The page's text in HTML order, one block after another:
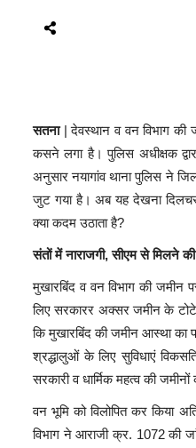
सतना | देवस्थान व वन विभाग
कसने लगा है। पुलिस अधीक्षक
अनुसार नयागांव थाना पुलिस ने
जुट गया है। अब यह देखना
क्या कदम उठाता है?
संतों में नाराजगी, सीएम से मिलने की
मुखारबिंद व वन विभाग की
लिए सरकारर अक्सर जमीन के टोटे
कि मुखारबिंद की जमीन आस्था का
श्रद्धालुओं के लिए सुविधाएं
सरकारी व धार्मिक महत्व की
वन भूमि को विलोपित कर किया
विभाग ने आराजी क्र. 1072 की